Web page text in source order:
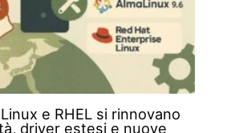
e RHEL si rinnovano
driver estesi e nuove